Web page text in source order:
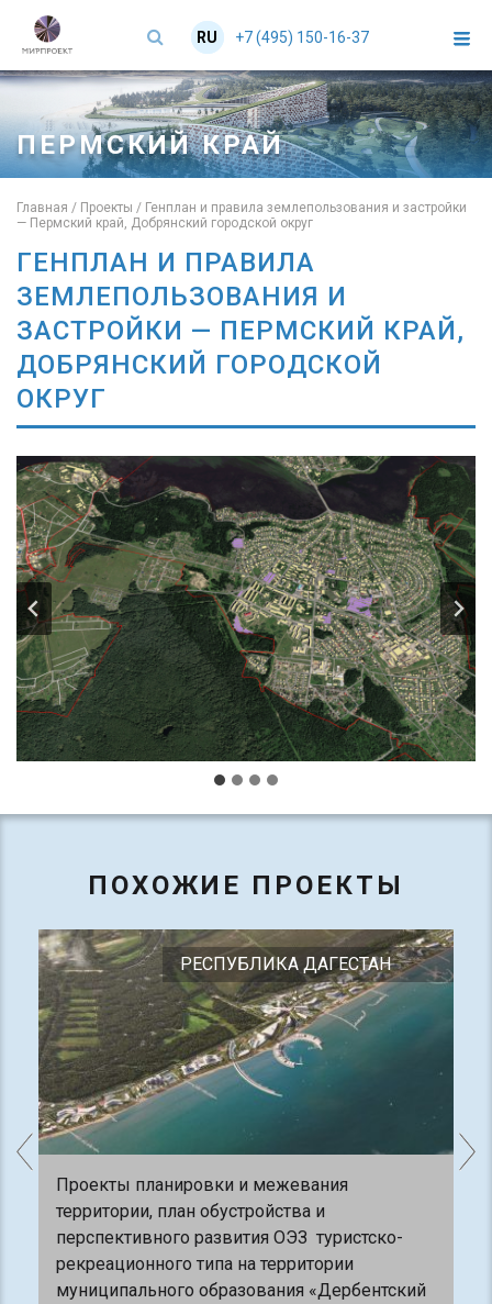
EN
RU +7 (495) 150-16-37
ПЕРМСКИЙ КРАЙ
Главная / Проекты / Генплан и правила землепользования и застройки
— Пермский край, Добрянский городской округ
ГЕНПЛАН И ПРАВИЛА
ЗЕМЛЕПОЛЬЗОВАНИЯ И
ЗАСТРОЙКИ — ПЕРМСКИЙ КРАЙ,
ДОБРЯНСКИЙ ГОРОДСКОЙ
ОКРУГ
ПОХОЖИЕ ПРОЕКТЫ
РЕСПУБЛИКА ДАГЕСТАН
Проекты планировки и межевания
территории, план обустройства и
перспективного развития ОЭЗ туристско-
рекреационного типа на территории
муниципального образования «Дербентский